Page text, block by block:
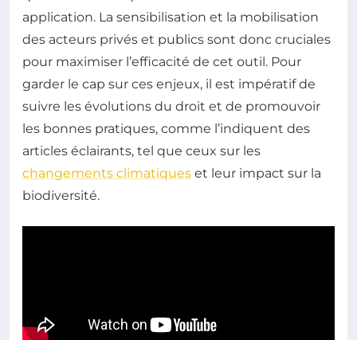
application. La sensibilisation et la mobilisation
des acteurs privés et publics sont donc cruciales
pour maximiser l’efficacité de cet outil. Pour
garder le cap sur ces enjeux, il est impératif de
suivre les évolutions du droit et de promouvoir
les bonnes pratiques, comme l’indiquent des
articles éclairants, tel que ceux sur les
changements climatiques et leur impact sur la
biodiversité.